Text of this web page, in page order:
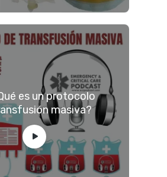
es un protocolo
masiva?